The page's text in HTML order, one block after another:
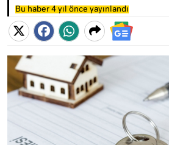
Bu haber 4 yıl önce yayınlandı